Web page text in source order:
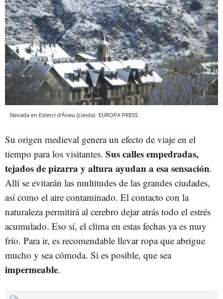
Nevada en Esterri d'Àneu (Lleida) EUROPA PRESS
Su origen medieval genera un efecto de viaje en el
tiempo para los visitantes. Sus calles empedradas,
tejados de pizarra y altura ayudan a esa sensación.
Allí se evitarán las multitudes de las grandes ciudades,
así como el aire contaminado. El contacto con la
naturaleza permitirá al cerebro dejar atrás todo el estrés
acumulado. Eso sí, el clima en estas fechas ya es muy
frío. Para ir, es recomendable llevar ropa que abrigue
mucho y sea cómoda. Si es posible, que sea
impermeable.